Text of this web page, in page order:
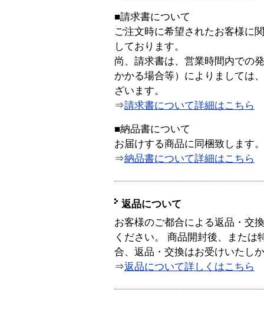
■請求書について
ご注文時に希望されたお客様に
しております。
尚、請求書は、営業時間内での
かかる場合等）によりましては
ざいます。
⇒請求書について詳細はこちら
■納品書について
お届けする商品に同梱致します。
⇒納品書について詳細はこちら
返品について
お客様のご都合による返品・交
ください。 商品開封後、または
合、返品・交換はお受けいたし
⇒返品について詳しくはこちら